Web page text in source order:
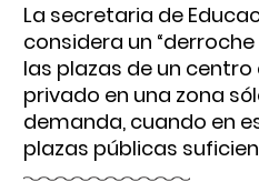
La secretaria de
considera un
las plazas de un
privado en una zona
demanda, cuando en
plazas públicas